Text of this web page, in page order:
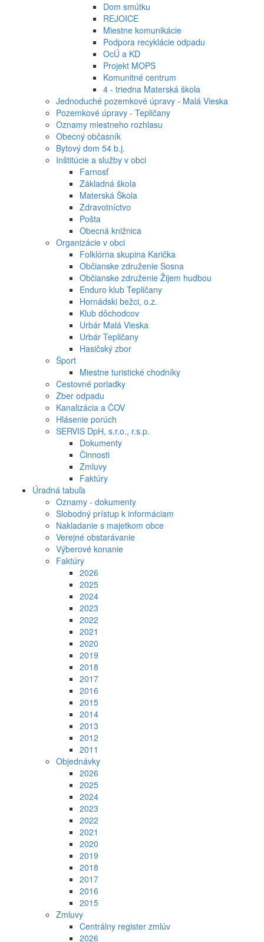
Dom smútku
REJOICE
Miestne komunikácie
Podpora recyklácie odpadu
OcÚ a KD
Projekt MOPS
Komunitné centrum
4 - triedna Materská škola
Jednoduché pozemkové úpravy - Malá Vieska
Pozemkové úpravy - Tepličany
Oznamy miestneho rozhlasu
Obecný občasník
Bytový dom 54 b.j.
Inštitúcie a služby v obci
Farnosť
Základná škola
Materská Škola
Zdravotníctvo
Pošta
Obecná knižnica
Organizácie v obci
Folklórna skupina Karička
Občianske združenie Sosna
Občianske združenie Žijem hudbou
Enduro klub Tepličany
Hornádski bežci, o.z.
Klub dôchodcov
Urbár Malá Vieska
Urbár Tepličany
Hasičský zbor
Šport
Miestne turistické chodníky
Cestovné poriadky
Zber odpadu
Kanalizácia a ČOV
Hlásenie porúch
SERVIS DpH, s.r.o., r.s.p.
Dokumenty
Činnosti
Zmluvy
Faktúry
Úradná tabuľa
Oznamy - dokumenty
Slobodný prístup k informáciam
Nakladanie s majetkom obce
Verejné obstarávanie
Výberové konanie
Faktúry
2026
2025
2024
2023
2022
2021
2020
2019
2018
2017
2016
2015
2014
2013
2012
2011
Objednávky
2026
2025
2024
2023
2022
2021
2020
2019
2018
2017
2016
2015
Zmluvy
Centrálny register zmlúv
2026